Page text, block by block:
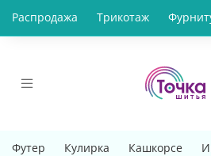
Распродажа Трикотаж
Футер Кулирка Кашкорсе